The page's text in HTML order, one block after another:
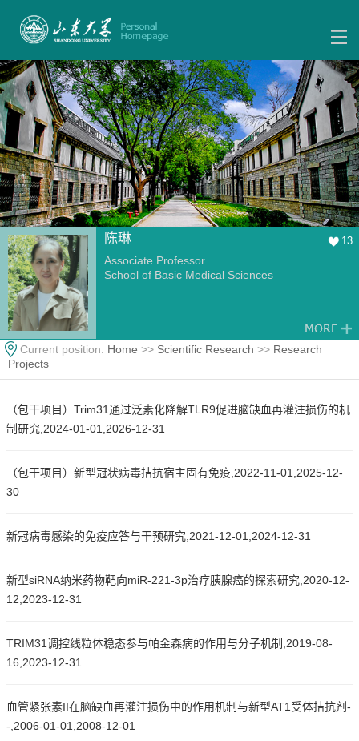
陈琳 13
Associate Professor
School of Basic Medical Sciences
Current position: Home >> Scientific Research >> Research
Projects
（包干项目）Trim31通过泛素化降解TLR9促进脑缺血再灌注损伤的机
制研究,2024-01-01,2026-12-31
（包干项目）新型冠状病毒拮抗宿主固有免疫,2022-11-01,2025-12-
30
新冠病毒感染的免疫应答与干预研究,2021-12-01,2024-12-31
新型siRNA纳米药物靶向miR-221-3p治疗胰腺癌的探索研究,2020-12-
12,2023-12-31
TRIM31调控线粒体稳态参与帕金森病的作用与分子机制,2019-08-
16,2023-12-31
血管紧张素II在脑缺血再灌注损伤中的作用机制与新型AT1受体拮抗剂-
-,2006-01-01,2008-12-01